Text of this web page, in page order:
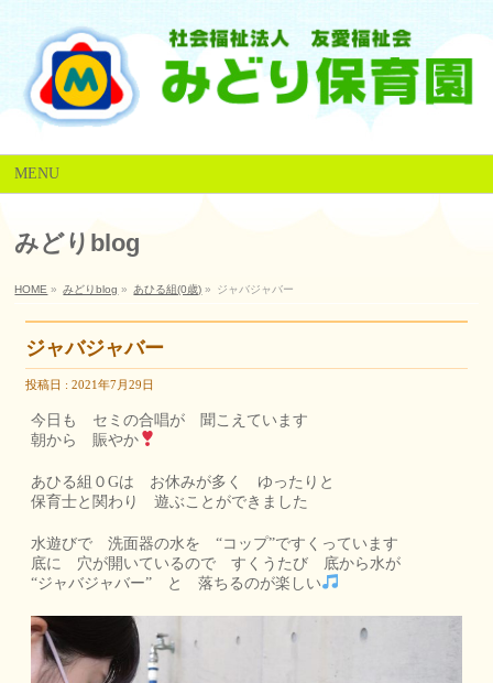
MENU
みどりblog
HOME » みどりblog » あひる組(0歳) » ジャバジャバー
ジャバジャバー
投稿日 : 2021年7月29日
今日も セミの合唱が 聞こえています
朝から 賑やか
あひる組０Gは お休みが多く ゆったりと
保育士と関わり 遊ぶことができました
水遊びで 洗面器の水を “コップ”ですくっています
底に 穴が開いているので すくうたび 底から水が
“ジャバジャバー” と 落ちるのが楽しい